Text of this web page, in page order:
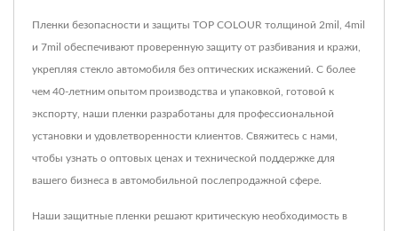
Пленки безопасности и защиты TOP COLOUR толщиной 2mil, 4mil
и 7mil обеспечивают проверенную защиту от разбивания и кражи,
укрепляя стекло автомобиля без оптических искажений. С более
чем 40-летним опытом производства и упаковкой, готовой к
экспорту, наши пленки разработаны для профессиональной
установки и удовлетворенности клиентов. Свяжитесь с нами,
чтобы узнать о оптовых ценах и технической поддержке для
вашего бизнеса в автомобильной послепродажной сфере.
Наши защитные пленки решают критическую необходимость в